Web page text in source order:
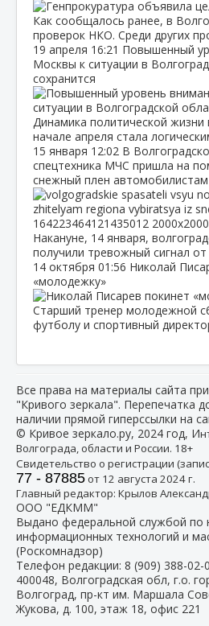
Как сообщалось ранее, в
проверок НКО. Среди других
19 апреля 16:21 Повышенный
Москвы к ситуации в
сохранится
Динамика политической жизни
начале апреля стала
15 января 12:02 В
спецтехника МЧС пришла на
снежный плен автомобилистам
Накануне, 14 января,
получили тревожный сигнал
14 октября 01:56 Николай
«молодежку»
Старший тренер молодежной
футболу и спортивный
Все права на материалы сайта
"Кривого зеркала". Перепечатка
наличии прямой гиперссылки на
© Кривое зеркало.ру, 2024 год, И
Волгограда, области и России. 18+
Свидетельство о регистрации
77 - 87885от 12 августа 2024 г.
Главный редактор: Крылов
ООО "ЕДКММ"
Выдано федеральной службой по
информационных технологий и
(Роскомнадзор)
Телефон редакции: 8 (909) 388-02-
400048, Волгоградская обл, г.о.
Волгоград, пр-кт им. Маршала
Жукова, д. 100, этаж 18, офис 221